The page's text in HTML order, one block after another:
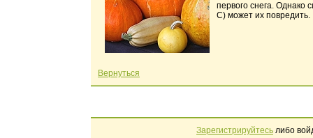
первого снега.
С) может их повредить.
Вернуться
Зарегистрируйтесь либо